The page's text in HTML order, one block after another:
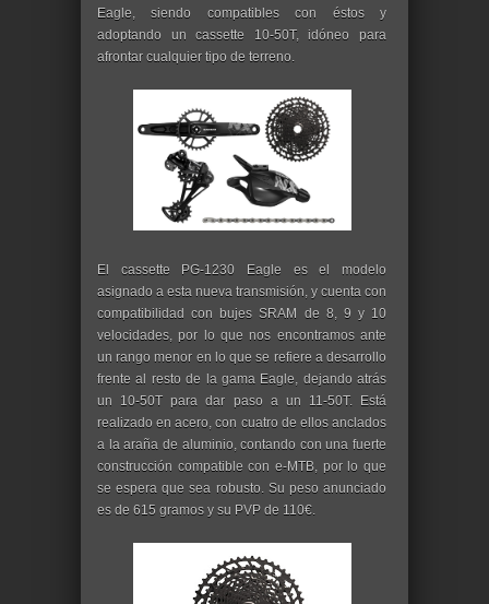
Eagle, siendo compatibles con éstos y
adoptando un cassette 10-50T, idóneo para
afrontar cualquier tipo de terreno.
El cassette PG-1230 Eagle es el modelo
asignado a esta nueva transmisión, y cuenta con
compatibilidad con bujes SRAM de 8, 9 y 10
velocidades, por lo que nos encontramos ante
un rango menor en lo que se refiere a desarrollo
frente al resto de la gama Eagle, dejando atrás
un 10-50T para dar paso a un 11-50T. Está
realizado en acero, con cuatro de ellos anclados
a la araña de aluminio, contando con una fuerte
construcción compatible con e-MTB, por lo que
se espera que sea robusto. Su peso anunciado
es de 615 gramos y su PVP de 110€.